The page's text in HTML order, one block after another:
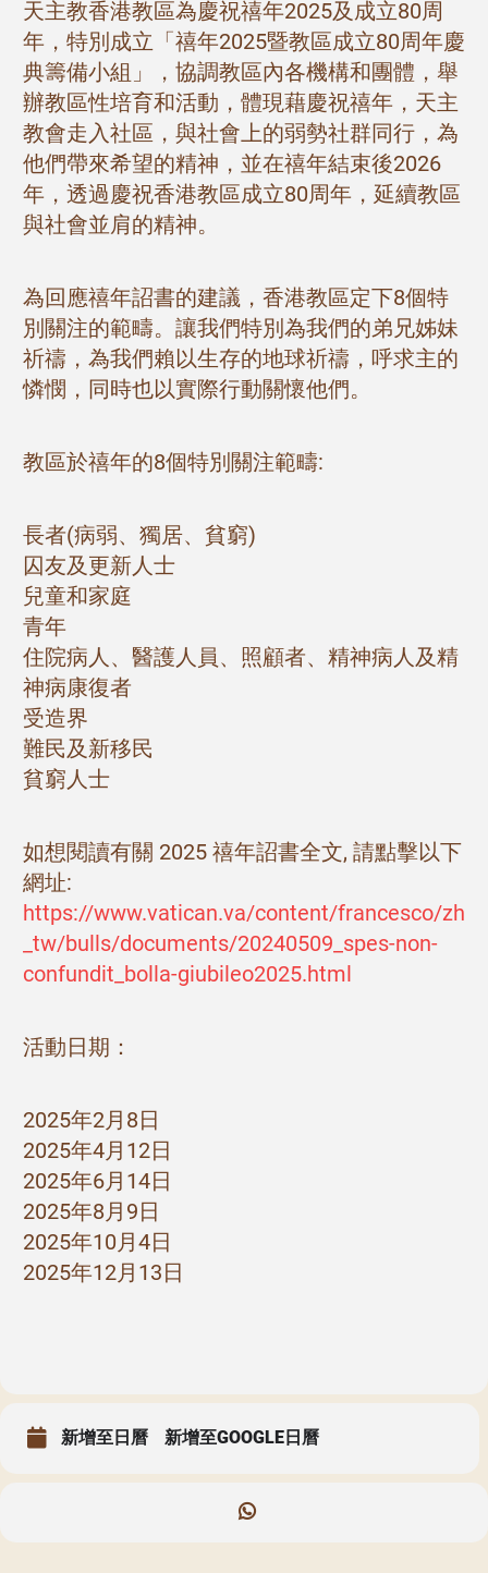
天主教香港​​教區為慶祝禧年2025及成立80周
年，特別成立「禧年2025暨教區成立80周年慶
典籌備小組」，協調教區內各機構和團體，舉
辦教區性培育和活動，體現藉慶祝禧年，天主
教會走入社區，與社會上的弱勢社群同行，為
他們帶來希望的精神，並在禧年結束後2026
年，透過慶祝香港教區成立80周年，延續教區
與社會並肩的精神。
為回應禧年詔書的建議，香港教區定下8個特
別關注的範疇。讓我們特別為我們的弟兄姊妹
祈禱，為我們賴以生存的地球祈禱，呼求主的
憐憫，同時也以實際行動關懷他們。
教區於禧年的8個特別關注範疇:
長者(病弱、獨居、貧窮)
囚友及更新人士
兒童和家庭
青年
住院病人、醫護人員、照顧者、精神病人及精
神病康復者
受造界
難民及新移民
貧窮人士
如想閱讀有關 2025 禧年詔書全文, 請點擊以下
網址:
https://www.vatican.va/content/francesco/zh
_tw/bulls/documents/20240509_spes-non-
confundit_bolla-giubileo2025.html
活動日期：
2025年2月8日
2025年4月12日
2025年6月14日
2025年8月9日
2025年10月4日
2025年12月13日
新增至日曆 新增至GOOGLE日曆